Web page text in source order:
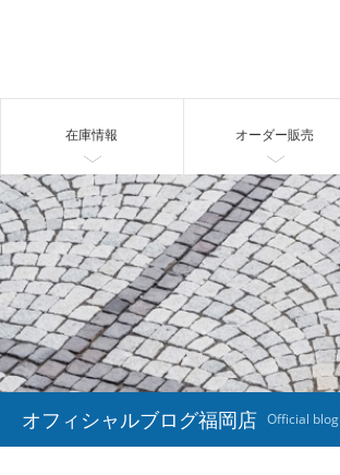
在庫情報 オーダー販売
オフィシャルブログ福岡店 Official blog